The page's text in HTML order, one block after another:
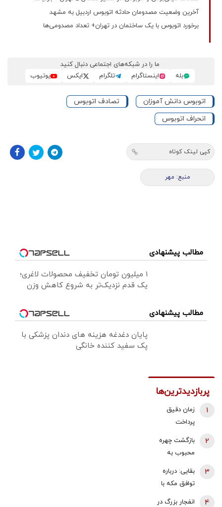
آخرین وضعیت مصدومان حادثه اتوبوس اردبیل به مشهد
برخورد اتوبوس با یک ساختمان در تهران+ تعداد مصدومی‌ها
ما را در شبکه‌های اجتماعی دنبال کنید
بله
اینستاگرام تلگرام ایکس یوتیوب
اتوبوس دانش آموزان
تصادف اتوبوس
انحراف اتوبوس
کپی لینک کوتاه
منبع: مهر
مطالب پیشنهادی
۱ میلیون تومان تخفیف محصولات لاغری؛
یک قدم نزدیک‌تر به شروع کاهش وزن
مطالب پیشنهادی
پایان دغدغه هزینه های دندان پزشکی با
پک سفید کننده خانگی
پربازدیدترین‌ها
زمان دقیق
پرداخت
معوقات
بازنشستگان
اعلام شد
1
بازگشت چهره
محبوب به
2
بقایی: درباره
توافق مکه با
ایران صحبت
3
انفجار بزرگ در 4